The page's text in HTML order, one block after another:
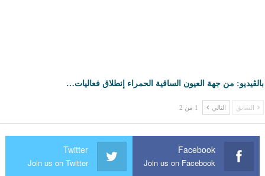
بالڤيديو: من جهة العيون الساقية الحمراء إنطلاق فعاليات…
السابق التالي 1 من 2
Facebook
Join us on Facebook
Twitter
Join us on Twitter